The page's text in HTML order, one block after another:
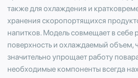
также для охлаждения и
хранения скоропортящихся
напитков. Модель совмещает в себе
поверхность и охлаждаемый объем,
значительно упрощает работу
необходимые компоненты всегда